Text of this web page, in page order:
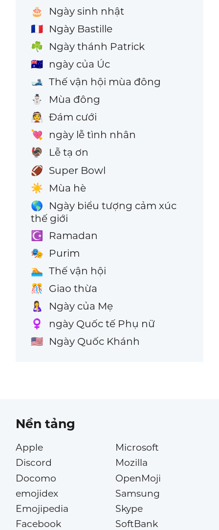
🎂 Ngày sinh nhật
🇫🇷 Ngày Bastille
☘️ Ngày thánh Patrick
🇦🇺 ngày của Úc
🎿 Thế vận hội mùa đông
⛄ Mùa đông
👰 Đám cưới
💘 ngày lễ tình nhân
🦃 Lễ tạ ơn
🏈 Super Bowl
☀️ Mùa hè
🌎
Ngày biểu tượng cảm xúc
thế giới
☪️ Ramadan
🎭 Purim
🏊 Thế vận hội
🎊 Giao thừa
🤱 Ngày của Mẹ
♀️ ngày Quốc tế Phụ nữ
🇺🇸 Ngày Quốc Khánh
Nền tảng
Apple
Discord
Docomo
emojidex
Emojipedia
Facebook
Microsoft
Mozilla
OpenMoji
Samsung
Skype
SoftBank